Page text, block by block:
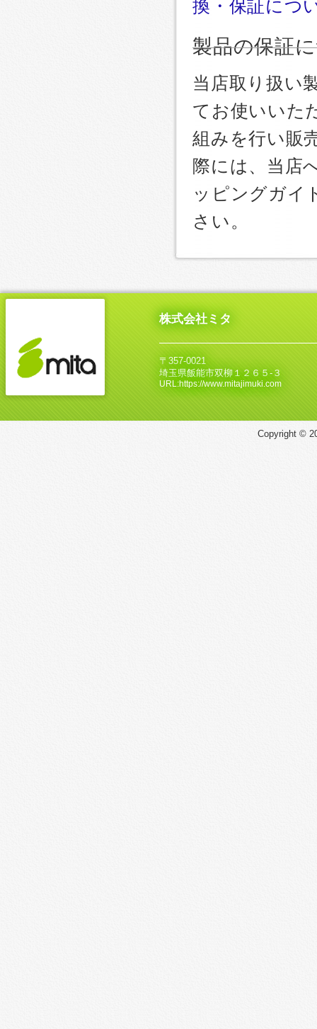
換・保証につ
製品の保証
当店取り扱い
てお使いいた
組みを行い販
際には、当店
ッピングガイ
さい。
株式会社ミタ
〒357-0021
埼玉県飯能市双柳１２６５‐３
URL:https://www.mitajimuki.com
Copyright ©